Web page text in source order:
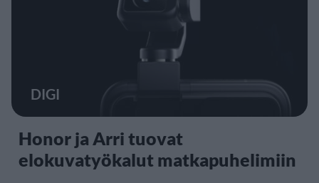
DIGI
Honor ja Arri tuovat
elokuvatyökalut matkapuhelimiin